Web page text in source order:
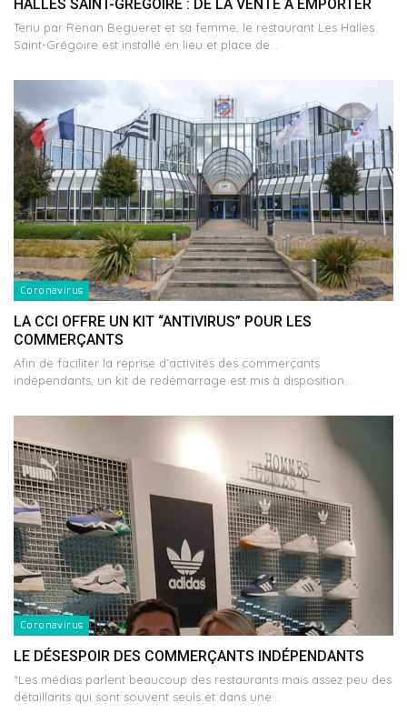
HALLES SAINT-GRÉGOIRE : DE LA VENTE À EMPORTER
Tenu par Renan Begueret et sa femme, le restaurant Les Halles
Saint-Grégoire est installé en lieu et place de…
Coronavirus
LA CCI OFFRE UN KIT “ANTIVIRUS” POUR LES
COMMERÇANTS
Afin de faciliter la reprise d’activités des commerçants
indépendants, un kit de redémarrage est mis à disposition…
Coronavirus
LE DÉSESPOIR DES COMMERÇANTS INDÉPENDANTS
“Les médias parlent beaucoup des restaurants mais assez peu des
détaillants qui sont souvent seuls et dans une…